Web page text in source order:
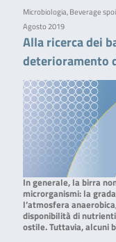
Microbiologia, Beverage
Agosto 2019
Alla ricerca dei
deterioramento
In generale, la birra
microrganismi: la
l’atmosfera
disponibilità di
ostile. Tuttavia, alcuni